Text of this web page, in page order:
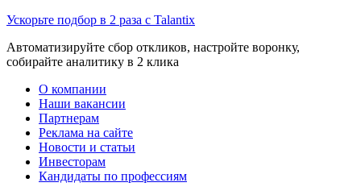
Ускорьте подбор в 2 раза с Talantix
Автоматизируйте сбор откликов, настройте воронку,
собирайте аналитику в 2 клика
О компании
Наши вакансии
Партнерам
Реклама на сайте
Новости и статьи
Инвесторам
Кандидаты по профессиям